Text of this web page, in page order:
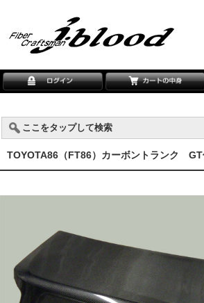
ここをタップして検索
TOYOTA86（FT86）カーボントランク GT